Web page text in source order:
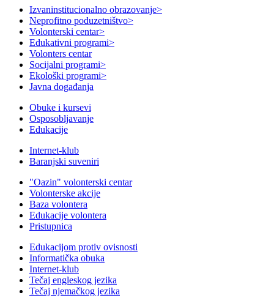
Izvaninstitucionalno obrazovanje>
Neprofitno poduzetništvo>
Volonterski centar>
Edukativni programi>
Volonters centar
Socijalni programi>
Ekološki programi>
Javna događanja
Obuke i kursevi
Osposobljavanje
Edukacije
Internet-klub
Baranjski suveniri
"Oazin" volonterski centar
Volonterske akcije
Baza volontera
Edukacije volontera
Pristupnica
Edukacijom protiv ovisnosti
Informatička obuka
Internet-klub
Tečaj engleskog jezika
Tečaj njemačkog jezika